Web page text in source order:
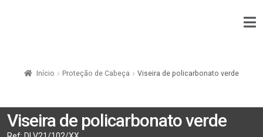
Início Proteção de Cabeça Viseira de policarbonato verde
Viseira de policarbonato verde